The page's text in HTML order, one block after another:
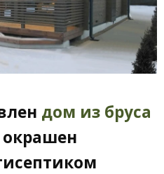
дом из бруса